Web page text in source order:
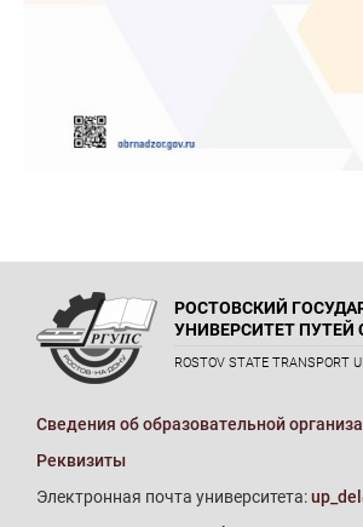
РОСТОВСКИЙ
УНИВЕРСИТЕТ
ROSTOV STATE TRANSPORT
Сведения об образовательной
Реквизиты
Электронная почта университета: